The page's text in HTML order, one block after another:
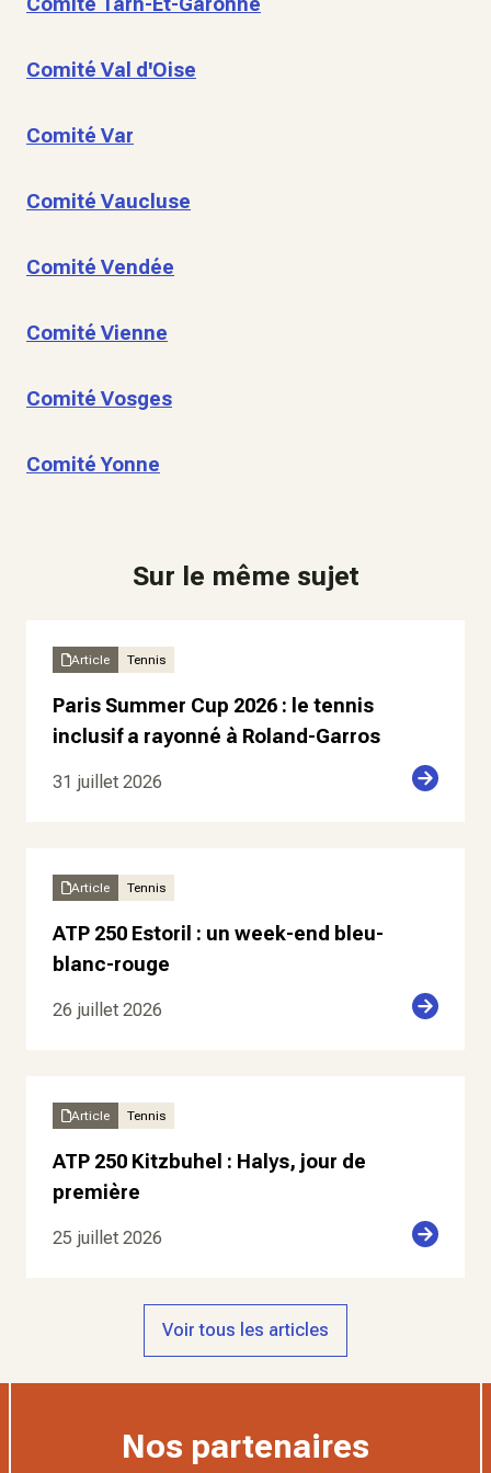
Comité Val d'Oise
Comité Var
Comité Vaucluse
Comité Vendée
Comité Vienne
Comité Vosges
Comité Yonne
Sur le même sujet
Article Tennis
Paris Summer Cup 2026 : le tennis
inclusif a rayonné à Roland-Garros
31 juillet 2026
Article Tennis
ATP 250 Estoril : un week-end bleu-
blanc-rouge
26 juillet 2026
Article Tennis
ATP 250 Kitzbuhel : Halys, jour de
première
25 juillet 2026
Voir tous les articles
Nos partenaires